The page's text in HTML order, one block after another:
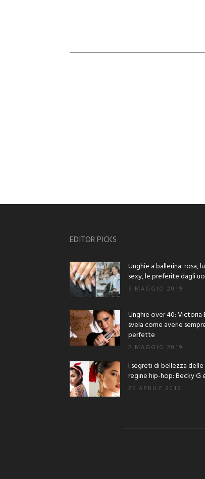
EDITOR PICKS
Unghie a ballerina: rosa,
sexy, le preferite dagli
6 MAGGIO 2019
Unghie over 40: Victoria
svela come averle
perfette
2 MAGGIO 2019
I segreti di bellezza
regine hip-hop: Becky G
26 APRILE 2019